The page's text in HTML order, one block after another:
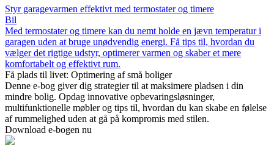
Styr garagevarmen effektivt med termostater og timere
Bil
Med termostater og timere kan du nemt holde en jævn temperatur i
garagen uden at bruge unødvendig energi. Få tips til, hvordan du
vælger det rigtige udstyr, optimerer varmen og skaber et mere
komfortabelt og effektivt rum.
Få plads til livet: Optimering af små boliger
Denne e-bog giver dig strategier til at maksimere pladsen i din
mindre bolig. Opdag innovative opbevaringsløsninger,
multifunktionelle møbler og tips til, hvordan du kan skabe en følelse
af rummelighed uden at gå på kompromis med stilen.
Download e-bogen nu